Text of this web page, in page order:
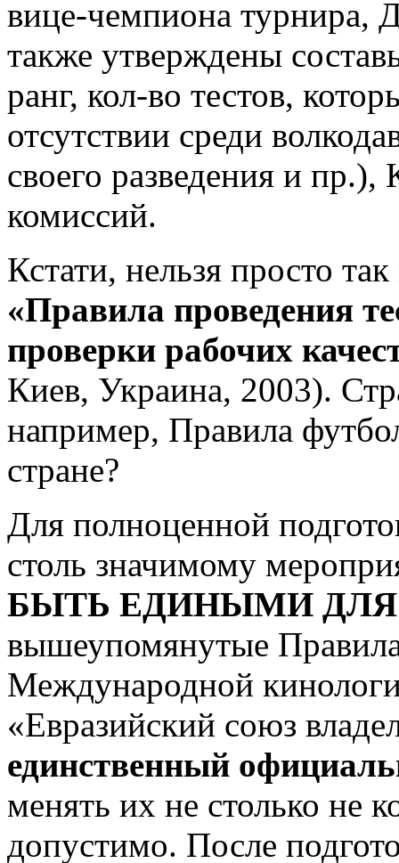
вице-чемпиона турнира,
также утверждены
ранг, кол-во тестов,
отсутствии среди
своего разведения и
комиссий.
Кстати, нельзя просто
«Правила проведения
проверки рабочих
Киев, Украина, 2003).
например, Правила
стране?
Для полноценной
столь значимому
БЫТЬ ЕДИНЫМИ ДЛЯ
вышеупомянутые
Международной
«Евразийский союз
единственный
менять их не столько не
допустимо. После